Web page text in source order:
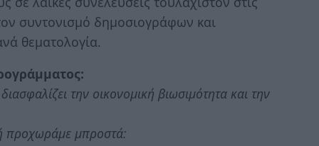
συντονισμό δημοσιογράφων και
θεματολογία.
την οικονομική βιωσιμότητα και την
προχωράμε μπροστά: